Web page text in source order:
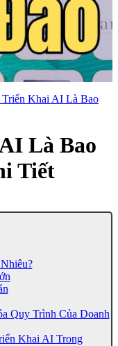
Khai AI Là Bao
Là Bao
Tiết
Quy Trình Của Doanh
Khai AI Trong